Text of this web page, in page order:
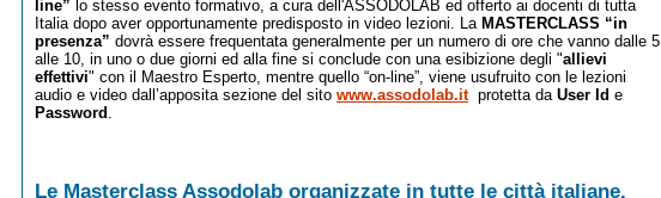
line” lo stesso evento formativo, a cura dell'ASSODOLAB ed offerto ai docenti di tutta
Italia dopo aver opportunamente predisposto in video lezioni. La MASTERCLASS “in
presenza” dovrà essere frequentata generalmente per un numero di ore che vanno dalle 5
alle 10, in uno o due giorni ed alla fine si conclude con una esibizione degli "allievi
effettivi" con il Maestro Esperto, mentre quello “on-line”, viene usufruito con le lezioni
audio e video dall’apposita sezione del sito www.assodolab.itprotetta da User Id e
Password .
Le Masterclass Assodolab organizzate in tutte le città italiane.